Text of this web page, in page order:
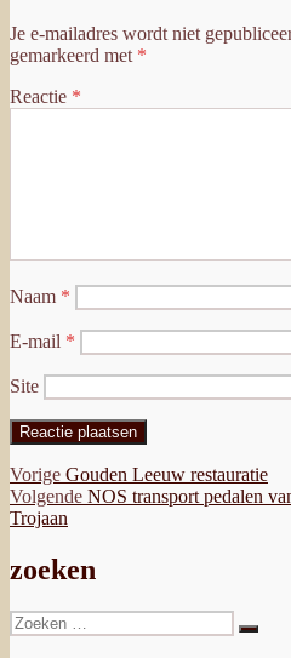
Je e-mailadres wordt niet
gemarkeerd met *
Reactie *
Naam *
E-mail *
Site
Bericht
navigatie
Vorige Vorig
bericht:
Gouden Leeuw restauratie
Volgende Volgend
NOS transport pedalen
Trojaan
zoeken
Zoeken
naar:
Zoeken